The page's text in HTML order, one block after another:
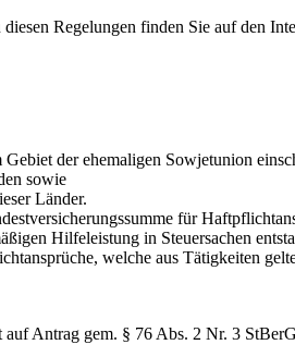
Regelungen finden Sie auf den
der ehemaligen Sowjetunion
sowie
Länder.
für
Hilfeleistung in Steuersachen
welche aus Tätigkeiten
Antrag gem. § 76 Abs. 2 Nr. 3